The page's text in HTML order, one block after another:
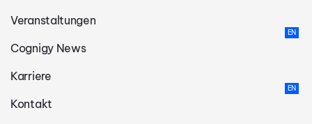
Veranstaltungen
Cognigy News
Karriere
Kontakt